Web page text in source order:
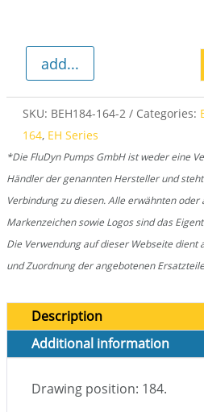
add...
SKU: BEH184-164-2 Categories:
164, EH Series
*Die FluDyn Pumps GmbH ist weder eine
Händler der genannten Hersteller und
Verbindung zu diesen. Alle erwähnten
Markenzeichen sowie Logos sind das
Die Verwendung auf dieser Webseite
und Zuordnung der angebotenen
Description
Additional information
Drawing position: 184.